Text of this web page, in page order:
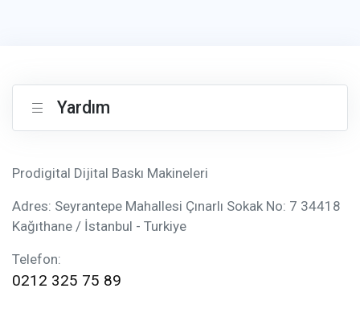
Yardım
Prodigital Dijital Baskı Makineleri
Adres: Seyrantepe Mahallesi Çınarlı Sokak No: 7 34418
Kağıthane / İstanbul - Turkiye
Telefon:
0212 325 75 89